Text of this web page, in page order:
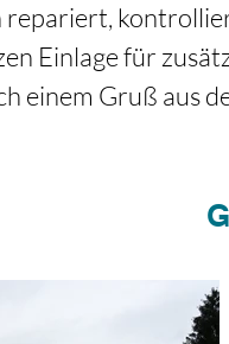
repariert,
Einlage für
einem Gruß aus